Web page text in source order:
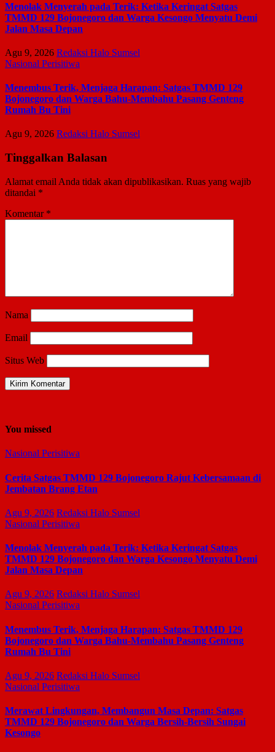
Menolak Menyerah pada Terik: Ketika Keringat Satgas
TMMD 129 Bojonegoro dan Warga Kesongo Menyatu Demi
Jalan Masa Depan
Agu 9, 2026 Redaksi Halo Sumsel
Nasional Perisitiwa
Menembus Terik, Menjaga Harapan: Satgas TMMD 129
Bojonegoro dan Warga Bahu-Membahu Pasang Genteng
Rumah Bu Tini
Agu 9, 2026 Redaksi Halo Sumsel
Tinggalkan Balasan
Alamat email Anda tidak akan dipublikasikan. Ruas yang wajib
ditandai *
Komentar *
Nama
Email
Situs Web
You missed
Nasional Perisitiwa
Cerita Satgas TMMD 129 Bojonegoro Rajut Kebersamaan di
Jembatan Brang Etan
Agu 9, 2026 Redaksi Halo Sumsel
Nasional Perisitiwa
Menolak Menyerah pada Terik: Ketika Keringat Satgas
TMMD 129 Bojonegoro dan Warga Kesongo Menyatu Demi
Jalan Masa Depan
Agu 9, 2026 Redaksi Halo Sumsel
Nasional Perisitiwa
Menembus Terik, Menjaga Harapan: Satgas TMMD 129
Bojonegoro dan Warga Bahu-Membahu Pasang Genteng
Rumah Bu Tini
Agu 9, 2026 Redaksi Halo Sumsel
Nasional Perisitiwa
Merawat Lingkungan, Membangun Masa Depan: Satgas
TMMD 129 Bojonegoro dan Warga Bersih-Bersih Sungai
Kesongo